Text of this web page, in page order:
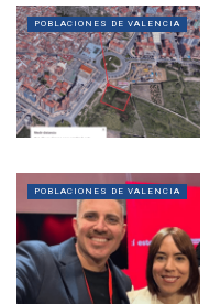
POBLACIONES DE VALENCIA
POBLACIONES DE VALENCIA